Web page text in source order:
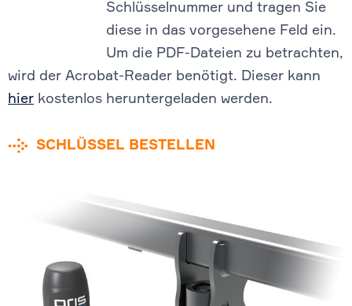
Schlüsselnummer und tragen Sie
diese in das vorgesehene Feld ein.
Um die PDF-Dateien zu betrachten,
wird der Acrobat-Reader benötigt. Dieser kann
hier kostenlos heruntergeladen werden.
SCHLÜSSEL BESTELLEN